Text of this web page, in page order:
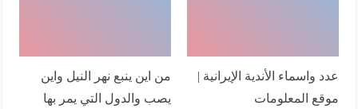
عدد واسماء الأندية الإيرانية |
موقع المعلومات
من اين ينبع نهر النيل واين
يصب والدول التي يمر بها